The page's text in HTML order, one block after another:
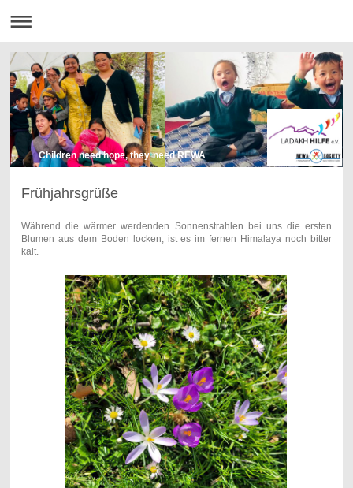
Children need hope, they need REWA
Frühjahrsgrüße
Während die wärmer werdenden Sonnenstrahlen bei uns die ersten
Blumen aus dem Boden locken, ist es im fernen Himalaya noch bitter
kalt.